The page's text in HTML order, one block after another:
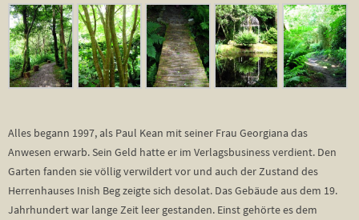
Alles begann 1997, als Paul Kean mit seiner Frau Georgiana das
Anwesen erwarb. Sein Geld hatte er im Verlagsbusiness verdient. Den
Garten fanden sie völlig verwildert vor und auch der Zustand des
Herrenhauses Inish Beg zeigte sich desolat. Das Gebäude aus dem 19.
Jahrhundert war lange Zeit leer gestanden. Einst gehörte es dem